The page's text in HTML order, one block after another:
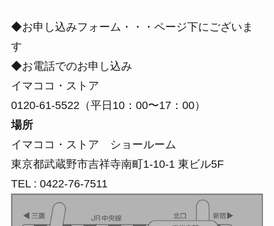
◆お申し込みフォーム・・・ ページ下にございま
す
◆お電話でのお申し込み
イマココ・ストア
0120-61-5522（平日10：00〜17：00）
場所
イマココ・ストア ショールーム
東京都武蔵野市吉祥寺南町1-10-1 東ビル5F
TEL : 0422-76-7511